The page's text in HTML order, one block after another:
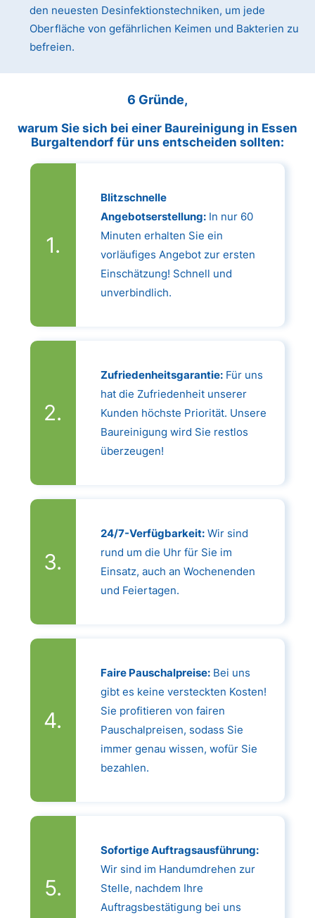
den neuesten Desinfektionstechniken, um jede
Oberfläche von gefährlichen Keimen und Bakterien zu
befreien.
6 Gründe,
warum Sie sich bei einer Baureinigung in Essen
Burgaltendorf für uns entscheiden sollten:
Blitzschnelle
Angebotserstellung:In nur 60
Minuten erhalten Sie ein
vorläufiges Angebot zur ersten
Einschätzung! Schnell und
unverbindlich.
Zufriedenheitsgarantie:Für uns
hat die Zufriedenheit unserer
Kunden höchste Priorität. Unsere
Baureinigung wird Sie restlos
überzeugen!
24/7-Verfügbarkeit:Wir sind
rund um die Uhr für Sie im
Einsatz, auch an Wochenenden
und Feiertagen.
Faire Pauschalpreise:Bei uns
gibt es keine versteckten Kosten!
Sie profitieren von fairen
Pauschalpreisen, sodass Sie
immer genau wissen, wofür Sie
bezahlen.
Sofortige Auftragsausführung:
Wir sind im Handumdrehen zur
Stelle, nachdem Ihre
Auftragsbestätigung bei uns